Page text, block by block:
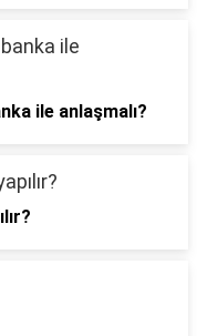
ile anlaşmalı?